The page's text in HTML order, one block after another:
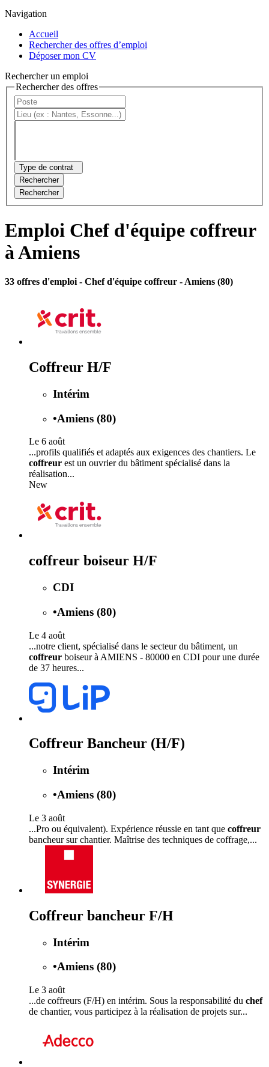
Navigation
Accueil
Rechercher des offres d’emploi
Déposer mon CV
Rechercher un emploi
Rechercher des offres
Type de contrat
Rechercher
Rechercher
Emploi Chef d'équipe coffreur
à Amiens
33 offres d'emploi - Chef d'équipe coffreur - Amiens (80)
Coffreur H/F
Intérim
•Amiens (80)
Le 6 août
...profils qualifiés et adaptés aux exigences des chantiers. Le
coffreur est un ouvrier du bâtiment spécialisé dans la
réalisation...
New
coffreur boiseur H/F
CDI
•Amiens (80)
Le 4 août
...notre client, spécialisé dans le secteur du bâtiment, un
coffreur boiseur à AMIENS - 80000 en CDI pour une durée
de 37 heures...
Coffreur Bancheur (H/F)
Intérim
•Amiens (80)
Le 3 août
...Pro ou équivalent). Expérience réussie en tant que coffreur
bancheur sur chantier. Maîtrise des techniques de coffrage,...
Coffreur bancheur F/H
Intérim
•Amiens (80)
Le 3 août
...de coffreurs (F/H) en intérim. Sous la responsabilité du chef
de chantier, vous participez à la réalisation de projets sur...